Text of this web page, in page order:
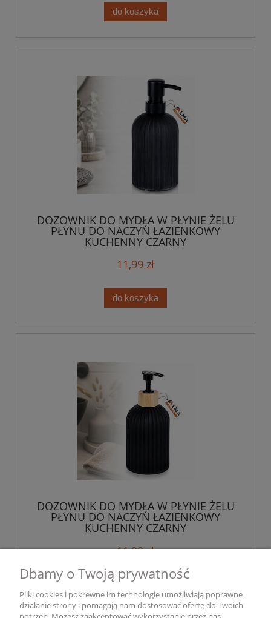
do koszyka
DOZOWNIK DO MYDŁA W PŁYNIE ŻELU
PŁYNU DO NACZYŃ ŁAZIENKOWY
KUCHENNY CZARNY
11,99 zł
do koszyka
DOZOWNIK DO MYDŁA W PŁYNIE ŻELU
PŁYNU DO NACZYŃ ŁAZIENKOWY
KUCHENNY CZARNY
11,99 zł
do koszyka
Dbamy o Twoją prywatność
Pliki cookies i pokrewne im technologie umożliwiają poprawne
działanie strony i pomagają nam dostosować ofertę do Twoich